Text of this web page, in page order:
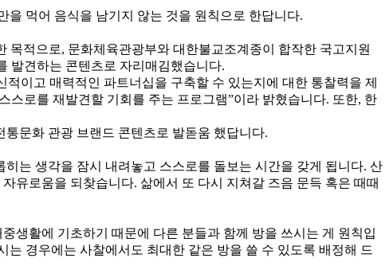
먹어 음식을 남기지 않는 것을 원칙으로 한답니다.
목적으로, 문화체육관광부와 대한불교조계종이 합작한 국고지원
발견하는 콘텐츠로 자리매김했습니다.
적이고 매력적인 파트너십을 구축할 수 있는지에 대한 통찰력을 제
스로를 재발견할 기회를 주는 프로그램”이라 밝혔습니다. 또한, 한
문화 관광 브랜드 콘텐츠로 발돋움 했답니다.
는 생각을 잠시 내려놓고 스스로를 돌보는 시간을 갖게 됩니다. 산
유로움을 되찾습니다. 삶에서 또 다시 지쳐갈 즈음 문득 혹은 때때
생활에 기초하기 때문에 다른 분들과 함께 방을 쓰시는 게 원칙입
경우에는 사찰에서도 최대한 같은 방을 쓸 수 있도록 배정해 드